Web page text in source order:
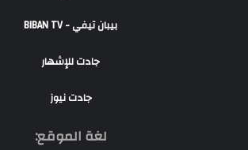
بيبان تيفي - BIBAN TV
جادت للإشهار
جادت نيوز
لغة الموقع: